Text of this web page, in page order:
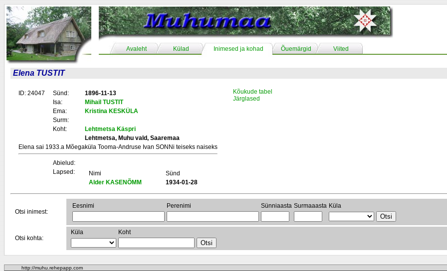
Avaleht Külad Inimesed ja kohad Õuemärgid Viited
Elena TUSTIT
ID: 24047 Sünd:
1896-11-13
Isa:
Mihail TUSTIT
Ema:
Kristina KESKÜLA
Surm:
Koht:
Lehtmetsa Käspri
Lehtmetsa, Muhu vald, Saaremaa
Elena sai 1933.a Mõegaküla Tooma-Andruse Ivan SONNi teiseks naiseks
Abielud:
Lapsed:
Nimi
Sünd
Alder KASENÕMM
1934-01-28
Kõukude tabel
Järglased
Otsi inimest:
Eesnimi Perenimi Sünniaasta Surmaaasta Küla
Otsi kohta:
Küla Koht
http://muhu.rehepapp.com